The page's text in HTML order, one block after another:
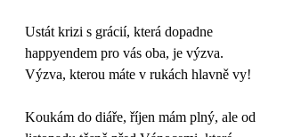
Ustát krizi s grácií, která dopadne
happyendem pro vás oba, je výzva.
Výzva, kterou máte v rukách hlavně vy!
Koukám do diáře, říjen mám plný, ale od